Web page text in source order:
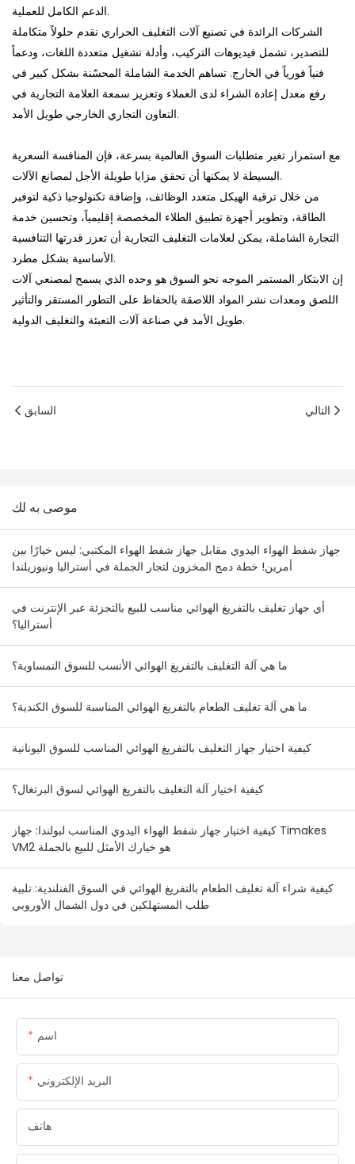
الدعم الكامل للعملية.
الشركات الرائدة في تصنيع آلات التغليف الحراري نقدم حلولاً متكاملة
للتصدير، تشمل فيديوهات التركيب، وأدلة تشغيل متعددة اللغات، ودعماً
فنياً فورياً في الخارج. تساهم الخدمة الشاملة المحسّنة بشكل كبير في
رفع معدل إعادة الشراء لدى العملاء وتعزيز سمعة العلامة التجارية في
التعاون التجاري الخارجي طويل الأمد.
مع استمرار تغير متطلبات السوق العالمية بسرعة، فإن المنافسة السعرية
البسيطة لا يمكنها أن تحقق مزايا طويلة الأجل لمصانع الآلات.
من خلال ترقية الهيكل متعدد الوظائف، وإضافة تكنولوجيا ذكية لتوفير
الطاقة، وتطوير أجهزة تطبيق الطلاء المخصصة إقليمياً، وتحسين خدمة
التجارة الشاملة، يمكن لعلامات التغليف التجارية أن تعزز قدرتها التنافسية
الأساسية بشكل مطرد.
إن الابتكار المستمر الموجه نحو السوق هو وحده الذي يسمح لمصنعي آلات
اللصق ومعدات نشر المواد اللاصقة بالحفاظ على التطور المستقر والتأثير
طويل الأمد في صناعة آلات التعبئة والتغليف الدولية.
السابق التالي
موصى به لك
جهاز شفط الهواء اليدوي مقابل جهاز شفط الهواء المكتبي: ليس خيارًا بين
أمرين! خطة دمج المخزون لتجار الجملة في أستراليا ونيوزيلندا
أي جهاز تغليف بالتفريغ الهوائي مناسب للبيع بالتجزئة عبر الإنترنت في
أستراليا؟
ما هي آلة التغليف بالتفريغ الهوائي الأنسب للسوق النمساوية؟
ما هي آلة تغليف الطعام بالتفريغ الهوائي المناسبة للسوق الكندية؟
كيفية اختيار جهاز التغليف بالتفريغ الهوائي المناسب للسوق اليونانية
كيفية اختيار آلة التغليف بالتفريغ الهوائي لسوق البرتغال؟
كيفية اختيار جهاز شفط الهواء اليدوي المناسب لبولندا: جهاز Timakes
VM2 هو خيارك الأمثل للبيع بالجملة
كيفية شراء آلة تغليف الطعام بالتفريغ الهوائي في السوق الفنلندية: تلبية
طلب المستهلكين في دول الشمال الأوروبي
تواصل معنا
اسم
البريد الإلكتروني
هاتف